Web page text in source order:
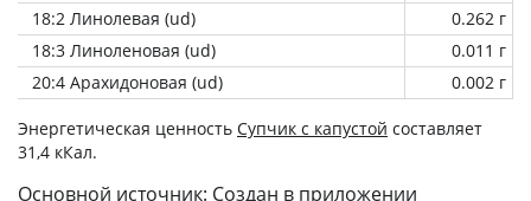
18:2 Линолевая (ud)
0.262 г
18:3 Линоленовая (ud)
0.011 г
20:4 Арахидоновая (ud)
0.002 г
Энергетическая ценность Супчик с капустой составляет
31,4 кКал.
Основной источник: Создан в приложении